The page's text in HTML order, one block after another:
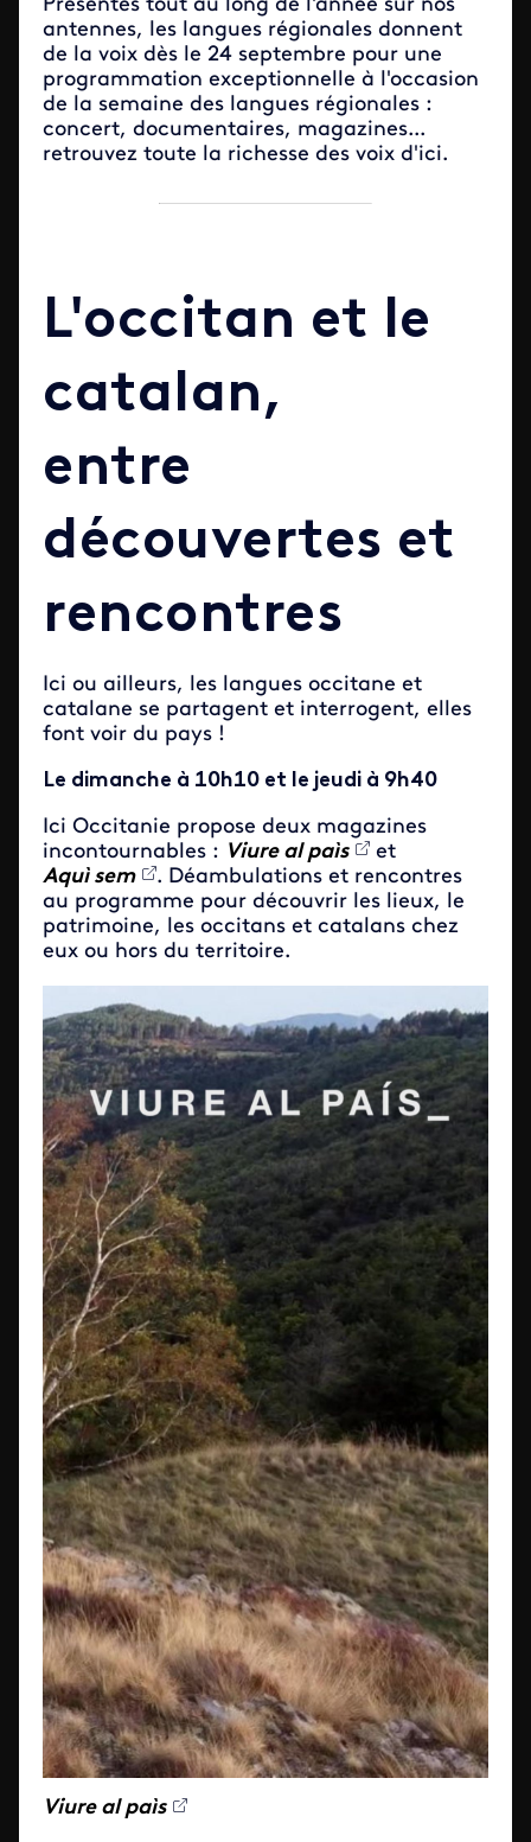
Présentes tout au long de l'année sur nos
antennes, les langues régionales donnent
de la voix dès le 24 septembre pour une
programmation exceptionnelle à l'occasion
de la semaine des langues régionales :
concert, documentaires, magazines...
retrouvez toute la richesse des voix d'ici.
L'occitan et le
catalan,
entre
découvertes et
rencontres
Ici ou ailleurs, les langues occitane et
catalane se partagent et interrogent, elles
font voir du pays !
Le dimanche à 10h10 et le jeudi à 9h40
Ici Occitanie propose deux magazines
incontournables : Viure al paìs
et
Aquì sem
. Déambulations et rencontres
au programme pour découvrir les lieux, le
patrimoine, les occitans et catalans chez
eux ou hors du territoire.
Viure al paìs